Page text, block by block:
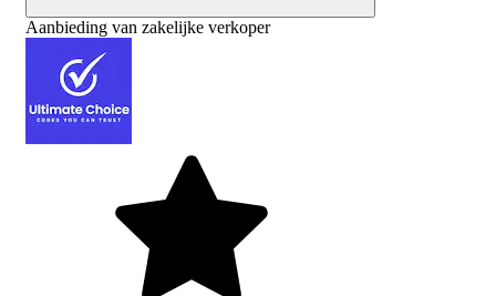
Aanbieding van zakelijke verkoper